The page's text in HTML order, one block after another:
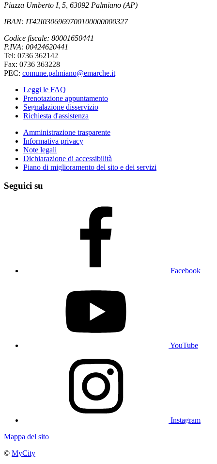
Piazza Umberto I, 5, 63092 Palmiano (AP)
IBAN: IT42I0306969700100000000327
Codice fiscale: 80001650441
P.IVA: 00424620441
Tel: 0736 362142
Fax: 0736 363228
PEC: comune.palmiano@emarche.it
Leggi le FAQ
Prenotazione appuntamento
Segnalazione disservizio
Richiesta d'assistenza
Amministrazione trasparente
Informativa privacy
Note legali
Dichiarazione di accessibilità
Piano di miglioramento del sito e dei servizi
Seguici su
Facebook
YouTube
Instagram
Mappa del sito
© MyCity